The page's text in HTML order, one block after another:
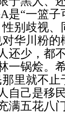
是“一篮子
别歧视
华川粉的
少，都
一锅烩。
里就不
自己是移
满五花八